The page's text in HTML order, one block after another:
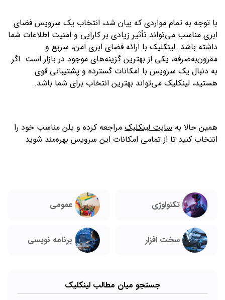
با توجه به تمام مواردی که بیان شد، انتخاب یک سرویس فضای
ابری مناسب می‌تواند تأثیر زیادی بر کارایی و امنیت اطلاعات شما
داشته باشد. لینکلیک با ارائه فضای ابری امن، سریع و
مقرون‌به‌صرفه، یکی از بهترین گزینه‌های موجود در بازار است. اگر
به دنبال یک سرویس با امکانات گسترده و پشتیبانی قوی
هستید، لینکلیک می‌تواند بهترین انتخاب برای شما باشد.
همین حالا به سایت لینکلیک مراجعه کرده و پلن مناسب خود را
انتخاب کنید تا از تمامی امکانات این سرویس بهره‌مند شوید
تکنولوژی عمومی
سخت افزار برنامه نویسی
جستجو میان مطالب لینکلیک